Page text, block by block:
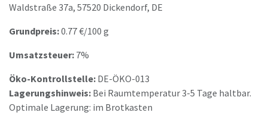
Waldstraße 37a, 57520 Dickendorf, DE
Grundpreis:0.77€/100 g
Umsatzsteuer: 7%
Öko-Kontrollstelle: DE-ÖKO-013
Lagerungshinweis: Bei Raumtemperatur 3-5 Tage haltbar.
Optimale Lagerung: im Brotkasten